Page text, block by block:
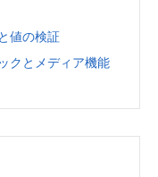
値の検証
クとメディア機能